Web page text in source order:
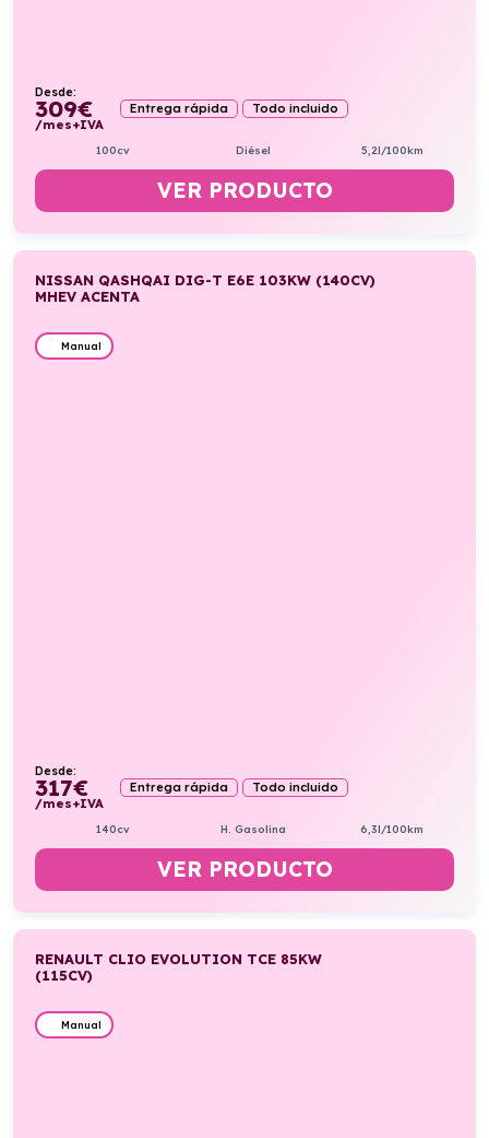
Desde:
309€
/mes+IVA
Entrega rápida Todo incluido
100cv Diésel 5,2l/100km
VER PRODUCTO
NISSAN QASHQAI DIG-T E6E 103KW (140CV)
MHEV ACENTA
Manual
Desde:
317€
/mes+IVA
Entrega rápida Todo incluido
140cv H. Gasolina 6,3l/100km
VER PRODUCTO
RENAULT CLIO EVOLUTION TCE 85KW
(115CV)
Manual